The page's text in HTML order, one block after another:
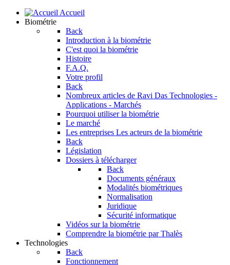
Accueil
Biométrie
Back
Introduction à la biométrie
C'est quoi la biométrie
Histoire
F.A.Q.
Votre profil
Back
Nombreux articles de Ravi Das Technologies -
Applications - Marchés
Pourquoi utiliser la biométrie
Le marché
Les entreprises Les acteurs de la biométrie
Back
Législation
Dossiers à télécharger
Back
Documents généraux
Modalités biométriques
Normalisation
Juridique
Sécurité informatique
Vidéos sur la biométrie
Comprendre la biométrie par Thalès
Technologies
Back
Fonctionnement